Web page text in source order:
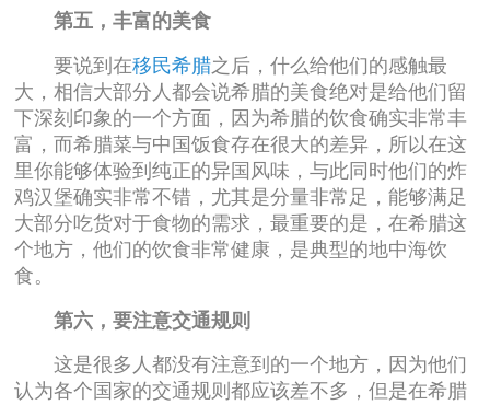
第五，丰富的美食
要说到在移民希腊之后，什么给他们的感触最
大，相信大部分人都会说希腊的美食绝对是给他们留
下深刻印象的一个方面，因为希腊的饮食确实非常丰
富，而希腊菜与中国饭食存在很大的差异，所以在这
里你能够体验到纯正的异国风味，与此同时他们的炸
鸡汉堡确实非常不错，尤其是分量非常足，能够满足
大部分吃货对于食物的需求，最重要的是，在希腊这
个地方，他们的饮食非常健康，是典型的地中海饮
食。
第六，要注意交通规则
这是很多人都没有注意到的一个地方，因为他们
认为各个国家的交通规则都应该差不多，但是在希腊